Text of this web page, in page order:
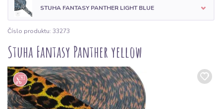
STUHA FANTASY PANTHER LIGHT BLUE
Číslo produktu: 33273
Stuha Fantasy Panther yellow